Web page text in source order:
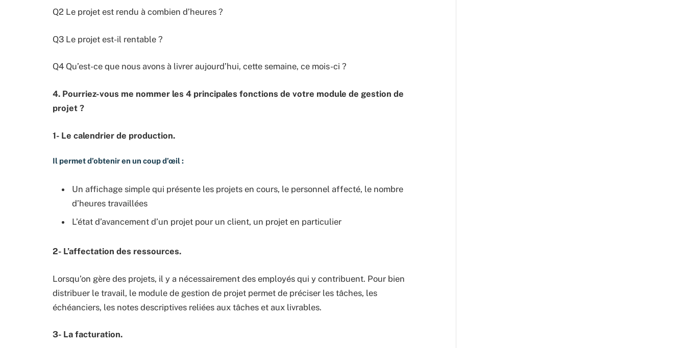
Q2 Le projet est rendu à combien d’heures ?
Q3 Le projet est-il rentable ?
Q4 Qu’est-ce que nous avons à livrer aujourd’hui, cette semaine, ce mois-ci ?
4. Pourriez-vous me nommer les 4 principales fonctions de votre module de gestion de
projet ?
1- Le calendrier de production.
Il permet d’obtenir en un coup d’œil :
Un affichage simple qui présente les projets en cours, le personnel affecté, le nombre
d’heures travaillées
L’état d’avancement d’un projet pour un client, un projet en particulier
2- L’affectation des ressources.
Lorsqu’on gère des projets, il y a nécessairement des employés qui y contribuent. Pour bien
distribuer le travail, le module de gestion de projet permet de préciser les tâches, les
échéanciers, les notes descriptives reliées aux tâches et aux livrables.
3- La facturation.